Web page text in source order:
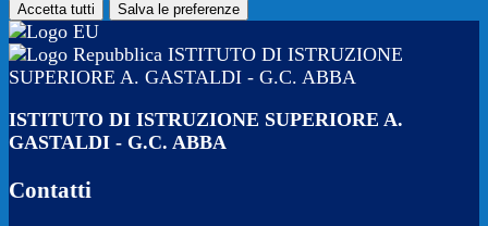
Accetta tutti Salva le preferenze
ISTITUTO DI ISTRUZIONE
SUPERIORE A. GASTALDI - G.C. ABBA
ISTITUTO DI ISTRUZIONE SUPERIORE A.
GASTALDI - G.C. ABBA
Contatti